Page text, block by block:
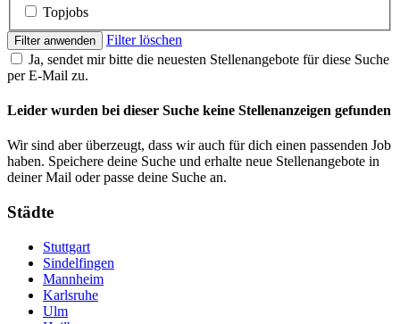
Topjobs
Filter anwenden
Filter löschen
Ja, sendet mir bitte die neuesten Stellenangebote für diese Suche
per E-Mail zu.
Leider wurden bei dieser Suche keine Stellenanzeigen gefunden
Wir sind aber überzeugt, dass wir auch für dich einen passenden Job
haben. Speichere deine Suche und erhalte neue Stellenangebote in
deiner Mail oder passe deine Suche an.
Städte
Stuttgart
Sindelfingen
Mannheim
Karlsruhe
Ulm